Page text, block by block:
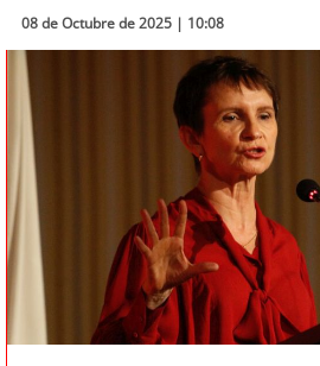
Deportes
Sostenibilidad
arica
iquique
08 de Octubre de 2025 | 10:08